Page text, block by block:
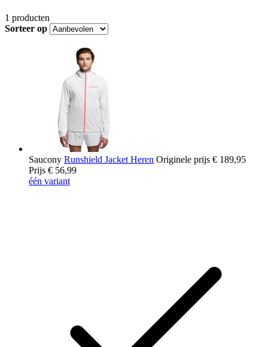
1 producten
Sorteer op
Saucony Runshield Jacket Heren Originele prijs € 189,95
Prijs € 56,99
één variant